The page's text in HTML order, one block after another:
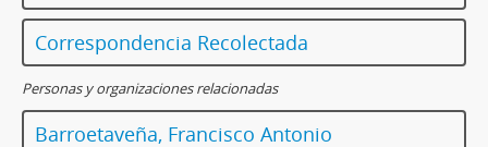
Correspondencia Recolectada
Personas y organizaciones relacionadas
Barroetaveña, Francisco Antonio